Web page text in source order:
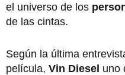
el universo de los
de las cintas.
Según la última
película, Vin Diesel uno